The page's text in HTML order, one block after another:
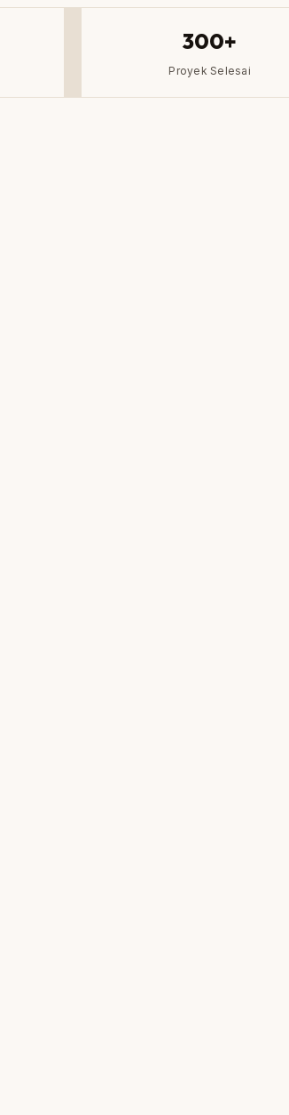
300+
Proyek Selesai